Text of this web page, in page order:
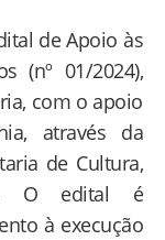
de Apoio às
(nº 01/2024),
com o apoio
através da
de Cultura,
O edital é
à execução